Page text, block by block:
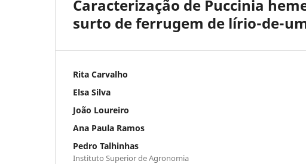
Caracterização de Puccinia
surto de ferrugem de lírio-de-
Rita Carvalho
Elsa Silva
João Loureiro
Ana Paula Ramos
Pedro Talhinhas
Instituto Superior de Agronomia